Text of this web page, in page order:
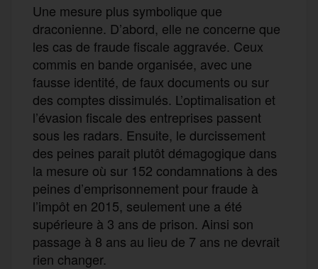
Une mesure plus symbolique que
draconienne. D’abord, elle ne concerne que
les cas de fraude fiscale aggravée. Ceux
commis en bande organisée, avec une
fausse identité, de faux documents ou sur
des comptes dissimulés. L’optimalisation et
l’évasion fiscale des entreprises passent
sous les radars. Ensuite, le durcissement
des peines parait plutôt démagogique dans
la mesure où sur 152 condamnations à des
peines d’emprisonnement pour fraude à
l’impôt en 2015, seulement une a été
supérieure à 3 ans de prison. Ainsi son
passage à 8 ans au lieu de 7 ans ne devrait
rien changer.